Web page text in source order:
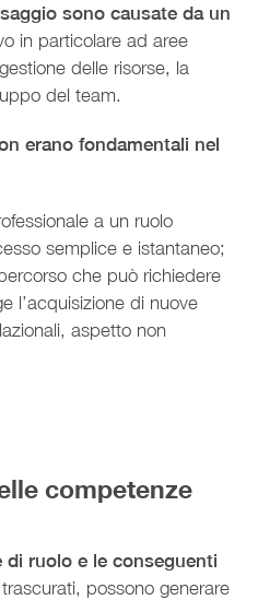
sono causate da un
in particolare ad aree
delle risorse, la
del team.
erano fondamentali nel
a un ruolo
semplice e istantaneo;
che può richiedere
l’acquisizione di nuove
aspetto non
competenze
ruolo e le conseguenti
possono generare